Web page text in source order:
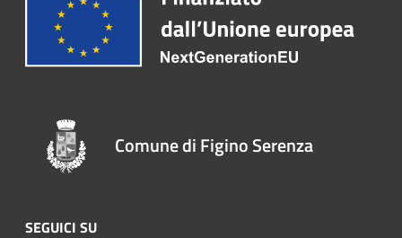
Comune di Figino Serenza
SEGUICI SU